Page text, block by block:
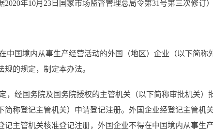
年10月23日国家市场监督管理总局令第31号第三次修订）
中国境内从事生产经营活动的外国（地区）企业（以下简称
规的规定，制定本办法。
，经国务院及国务院授权的主管机关（以下简称审批机关）
简称登记主管机关）申请登记注册。外国企业经登记主管机
主管机关核准登记注册，外国企业不得在中国境内从事生